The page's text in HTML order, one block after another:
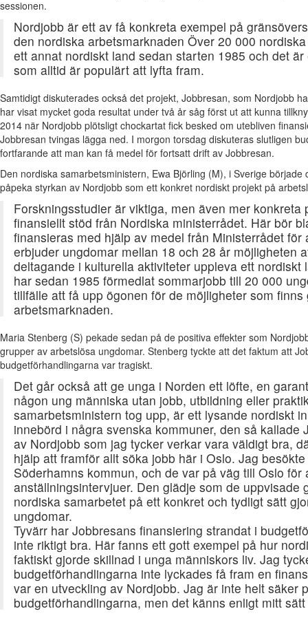
sessionen.
Nordjobb är ett av få konkreta exempel på
den nordiska arbetsmarknaden Över 20 000
ett annat nordiskt land sedan starten 1985 och det
som alltid är populärt att lyfta fram.
Samtidigt diskuterades också det projekt, Jobbresan, som Nordjobb
har visat mycket goda resultat under två år såg först ut att kunna
2014 när Nordjobb plötsligt chockartat fick besked om utebliven
Jobbresan tvingas lägga ned. I morgon torsdag diskuteras slutligen
fortfarande att man kan få medel för fortsatt drift av Jobbresan.
Den nordiska samarbetsministern, Ewa Björling (M), i Sverige
påpeka styrkan av Nordjobb som ett konkret nordiskt projekt på
Forskningsstudier är viktiga, men även mer konkreta
finansiellt stöd från Nordiska ministerrådet. Här bör
finansieras med hjälp av medel från Ministerrådet
erbjuder ungdomar mellan 18 och 28 år möjligheten
deltagande i kulturella aktiviteter uppleva ett
har sedan 1985 förmedlat sommarjobb till 20 000
tillfälle att få upp ögonen för de möjligheter som
arbetsmarknaden.
Maria Stenberg (S) pekade sedan på de positiva effekter som
grupper av arbetslösa ungdomar. Stenberg tyckte att det faktum att
budgetförhandlingarna var tragiskt.
Det går också att ge unga i Norden ett löfte, en
någon ung människa utan jobb, utbildning eller
samarbetsministern tog upp, är ett lysande nordiskt
innebörd i några svenska kommuner, den så kallade
av Nordjobb som jag tycker verkar vara väldigt bra,
hjälp att framför allt söka jobb här i Oslo. Jag
Söderhamns kommun, och de var på väg till Oslo
anställningsintervjuer. Den glädje som de uppvisade
nordiska samarbetet på ett konkret och tydligt sätt
ungdomar.
Tyvärr har Jobbresans finansiering strandat i
inte riktigt bra. Här fanns ett gott exempel på hur
faktiskt gjorde skillnad i unga människors liv. Jag
budgetförhandlingarna inte lyckades få fram en
var en utveckling av Nordjobb. Jag är inte helt säker
budgetförhandlingarna, men det känns enligt mitt